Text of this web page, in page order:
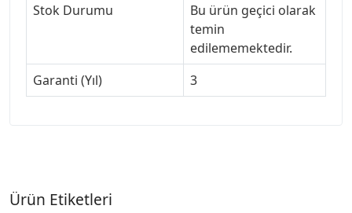
Stok Durumu
Bu ürün geçici olarak
temin
edilememektedir.
Garanti (Yıl)
3
Ürün Etiketleri